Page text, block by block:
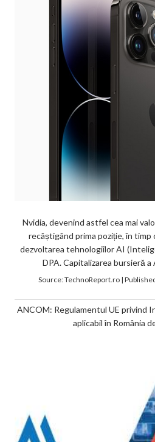
Nvidia, devenind astfel cea mai
recâștigând prima poziție, în
dezvoltarea tehnologiilor AI
DPA. Capitalizarea bursieră a
Source:TechnoReport.ro|
ANCOM: Regulamentul UE privind
aplicabil în România